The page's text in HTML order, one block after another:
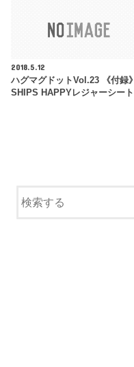
2018.5.12
ハグマグドットVol.23 《付録》
SHIPS HAPPYレジャーシート